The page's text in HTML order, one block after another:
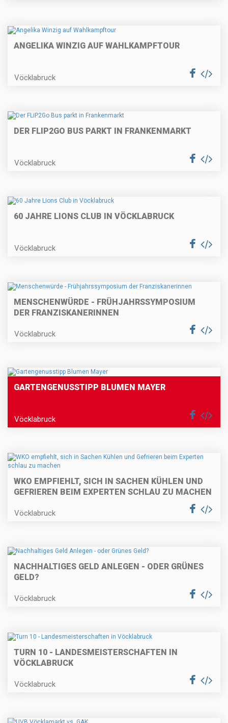
ANGELIKA WINZIG AUF WAHLKAMPFTOUR
Vöcklabruck
DER FLIP2GO BUS PARKT IN FRANKENMARKT
Vöcklabruck
60 JAHRE LIONS CLUB IN VÖCKLABRUCK
Vöcklabruck
MENSCHENWÜRDE - FRÜHJAHRSSYMPOSIUM
DER FRANZISKANERINNEN
Vöcklabruck
GARTENGENUSSTIPP BLUMEN MAYER
Vöcklabruck
WKO EMPFIEHLT, SICH IN SACHEN KÜHLEN UND
GEFRIEREN BEIM EXPERTEN SCHLAU ZU MACHEN
Vöcklabruck
NACHHALTIGES GELD ANLEGEN - ODER GRÜNES
GELD?
Vöcklabruck
TURN 10 - LANDESMEISTERSCHAFTEN IN
VÖCKLABRUCK
Vöcklabruck